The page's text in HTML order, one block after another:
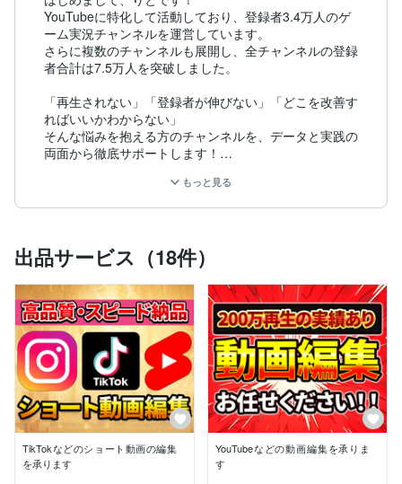
YouTubeに特化して活動しており、登録者3.4万人のゲ
ーム実況チャンネルを運営しています。
さらに複数のチャンネルも展開し、全チャンネルの登録
者合計は7.5万人を突破しました。
「再生されない」「登録者が伸びない」「どこを改善す
ればいいかわからない」
そんな悩みを抱える方のチャンネルを、データと実践の
両面から徹底サポートします！
ゆっくり解説チャンネル：登録者1,000人／総再生56万
回
エンタメグループチャンネル（休止中）：登録者2.0万
人／総再生670万回
切り抜きチャンネル①：登録者1.0万人／総再生2,100万
回
切り抜きチャンネル②：登録者5,000人／総再生710万
回
切り抜きチャンネル③：登録者1,000人／総再生300万
回
累計再生数は5,000万回以上。
アルゴリズムの変化やトレンドの分析を通して、
もっと見る
出品サービス（18件）
TikTokなどのショート動画の編集
を承ります
YouTubeなどの動画編集を承りま
す